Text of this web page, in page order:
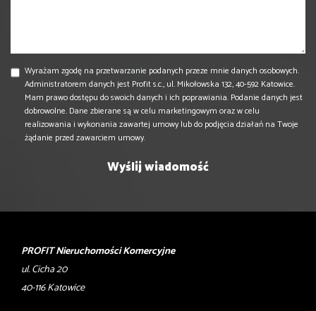
Wyrażam zgodę na przetwarzanie podanych przeze mnie danych osobowych.
Administratorem danych jest Profit s.c., ul. Mikołowska 132, 40-592 Katowice.
Mam prawo dostępu do swoich danych i ich poprawiania. Podanie danych jest
dobrowolne. Dane zbierane są w celu marketingowym oraz w celu
realizowania i wykonania zawartej umowy lub do podjęcia działań na Twoje
żądanie przed zawarciem umowy.
PROFIT Nieruchomości Komercyjne
ul. Cicha 20
40-116 Katowice